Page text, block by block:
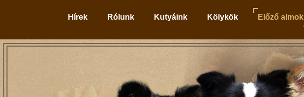
Hírek Rólunk Kutyáink Kölykök Előző almok